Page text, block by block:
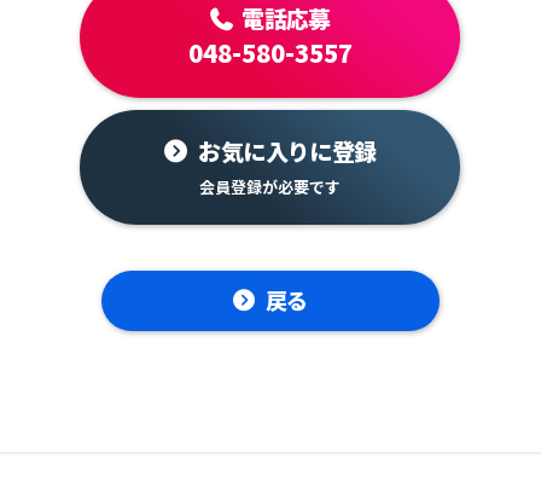
電話応募
048-580-3557
お気に入りに登録
戻る